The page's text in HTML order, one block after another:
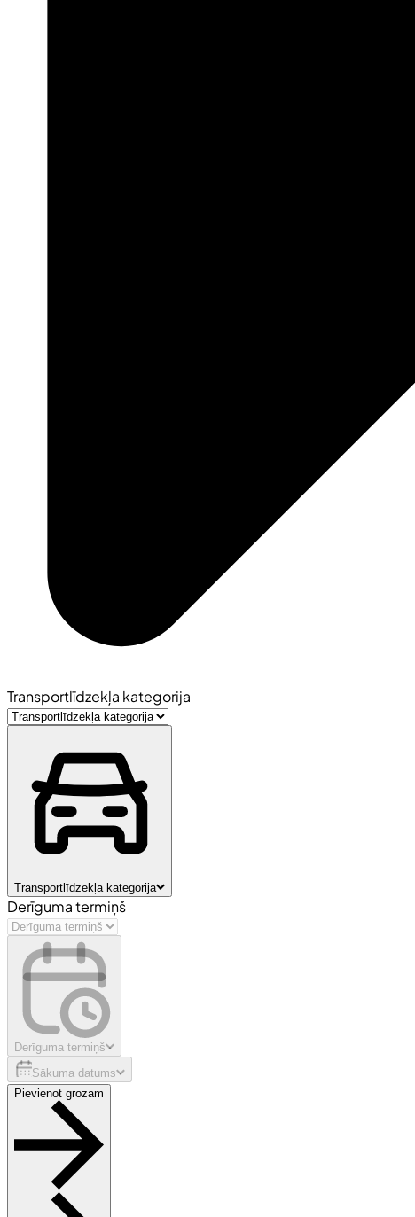
Transportlīdzekļa kategorija
Transportlīdzekļa kategorija
Derīguma termiņš
Derīguma termiņš
Sākuma datums
Pievienot grozam